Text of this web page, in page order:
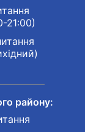
21:00)
району: